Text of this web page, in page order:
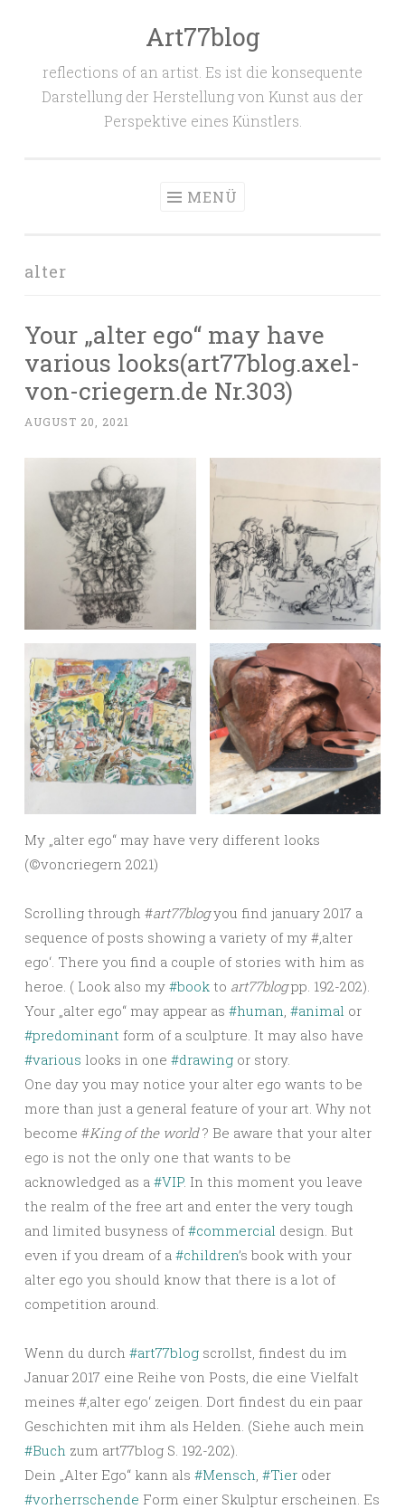
Art77blog
reflections of an artist. Es ist die konsequente
Darstellung der Herstellung von Kunst aus der
Perspektive eines Künstlers.
MENÜ
alter
Your „alter ego“ may have
various looks(art77blog.axel-
von-criegern.de Nr.303)
AUGUST 20, 2021
My „alter ego“ may have very different looks
(©️voncriegern 2021)
Scrolling through #art77blogyou find january 2017 a
sequence of posts showing a variety of my #‚alter
ego‘. There you find a couple of stories with him as
heroe. ( Look also my #book to art77blogpp. 192-202).
Your „alter ego“ may appear as #human, #animal or
#predominant form of a sculpture. It may also have
#various looks in one #drawing or story.
One day you may notice your alter ego wants to be
more than just a general feature of your art. Why not
become #King of the world? Be aware that your alter
ego is not the only one that wants to be
acknowledged as a #VIP. In this moment you leave
the realm of the free art and enter the very tough
and limited busyness of#commercial design. But
even if you dream of a #children’s book with your
alter ego you should know that there is a lot of
competition around.
Wenn du durch #art77blog scrollst, findest du im
Januar 2017 eine Reihe von Posts, die eine Vielfalt
meines #‚alter ego‘ zeigen. Dort findest du ein paar
Geschichten mit ihm als Helden. (Siehe auch mein
#Buch zum art77blog S. 192-202).
Dein „Alter Ego“ kann als #Mensch, #Tier oder
#vorherrschende Form einer Skulptur erscheinen. Es